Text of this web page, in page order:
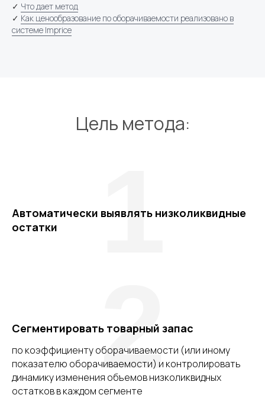
+7
✓ Что дает метод
✓ Как ценообразование по оборачиваемости реализовано в
системе Imprice
Цель метода:
Автоматически выявлять низколиквидные
остатки
1
Сегментировать товарный запас
по коэффициенту оборачиваемости (или иному
показателю оборачиваемости) и контролировать
динамику изменения объемов низколиквидных
остатков в каждом сегменте
2